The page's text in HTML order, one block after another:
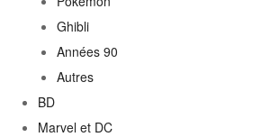
Ghibli
Années 90
Autres
BD
Marvel et DC